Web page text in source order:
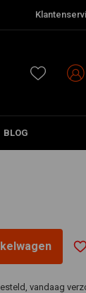
BLOG
vandaag